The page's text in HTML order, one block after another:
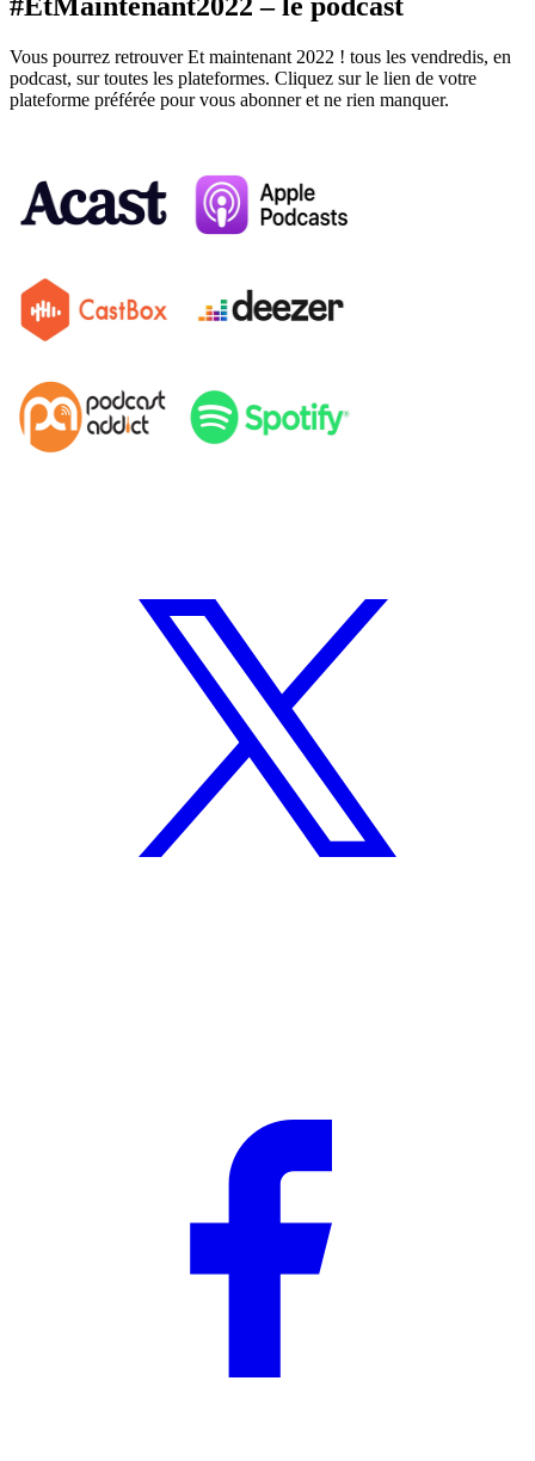
Vous pourrez retrouver Et maintenant 2022 ! tous les vendredis, en
podcast, sur toutes les plateformes. Cliquez sur le lien de votre
plateforme préférée pour vous abonner et ne rien manquer.